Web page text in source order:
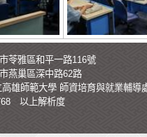
苓雅區和平一路116號
燕巢區深中路62路
雄師範大學 師資培育與就業輔導
以上解析度